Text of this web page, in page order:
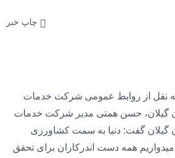
چاپ خبر
نقل از روابط عمومی شرکت خدمات
گیلان، حسن همتی مدیر شرکت خدمات
گیلان گفت: دنیا به سمت کشاورزی
همه دست اندرکاران برای تحقق